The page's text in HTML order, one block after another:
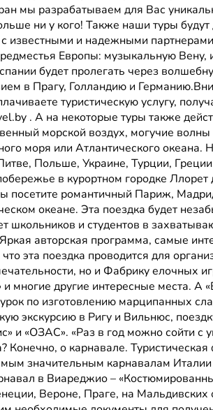
мы разрабатываем для Вас
ни у кого! Также наши туры
известными и надежными
Европы: музыкальную
будет пролегать через
в Прагу, Голландию и
туристическую услугу,
. А на некоторые туры также
морской воздух, могучие
моря или Атлантического
Польше, Украине, Турции,
в курортном городке
посетите романтичный Париж,
океане. Эта поездка будет
школьников и студентов в
авторская программа, самые
эта поездка проводится для
но и Фабрику елочных
и многие другие интересные места.
по изготовлению марципанных
экскурсию в Ригу и Вильнюс,
и «ОЗАС». «Раз в год можно сойти с
Конечно, о карнавале.
значительным карнавалам
в Виареджио –
Вероне, Праге, на Мальдивских